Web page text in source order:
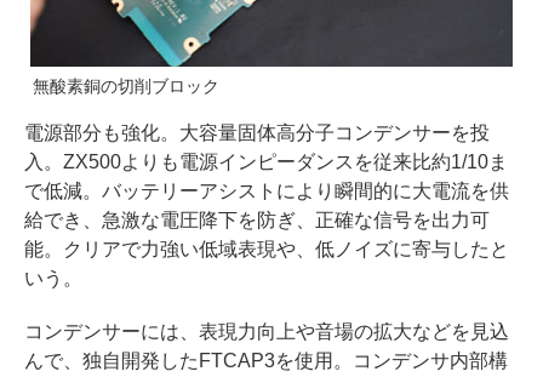
無酸素銅の切削ブロック
電源部分も強化。大容量固体高分子コンデンサーを投
入。ZX500よりも電源インピーダンスを従来比約1/10ま
で低減。バッテリーアシストにより瞬間的に大電流を供
給でき、急激な電圧降下を防ぎ、正確な信号を出力可
能。クリアで力強い低域表現や、低ノイズに寄与したと
いう。
コンデンサーには、表現力向上や音場の拡大などを見込
んで、独自開発したFTCAP3を使用。コンデンサ内部構